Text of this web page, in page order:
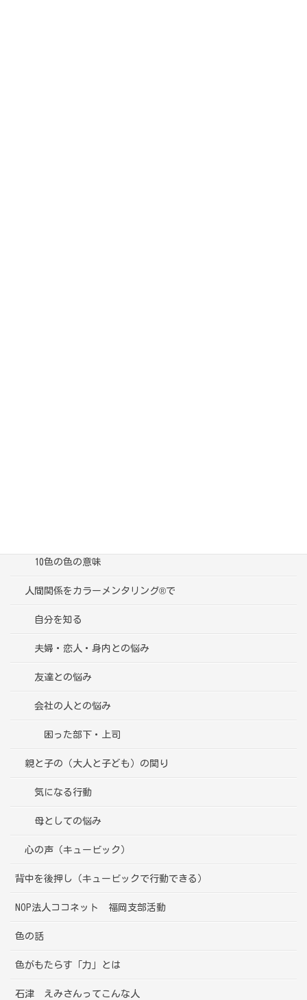
10色の色の意味
人間関係をカラーメンタリング®で
自分を知る
夫婦・恋人・身内との悩み
友達との悩み
会社の人との悩み
困った部下・上司
親と子の（大人と子ども）の関り
気になる行動
母としての悩み
心の声（キュービック）
背中を後押し（キュービックで行動できる）
NOP法人ココネット 福岡支部活動
色の話
色がもたらす「力」とは
石津 えみさんってこんな人